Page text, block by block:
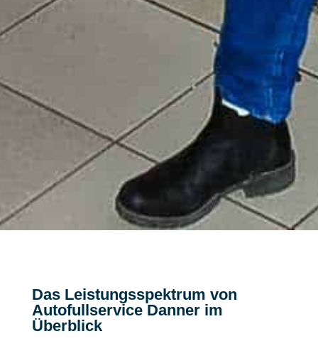
Das Leistungsspektrum von
Autofullservice Danner im
Überblick